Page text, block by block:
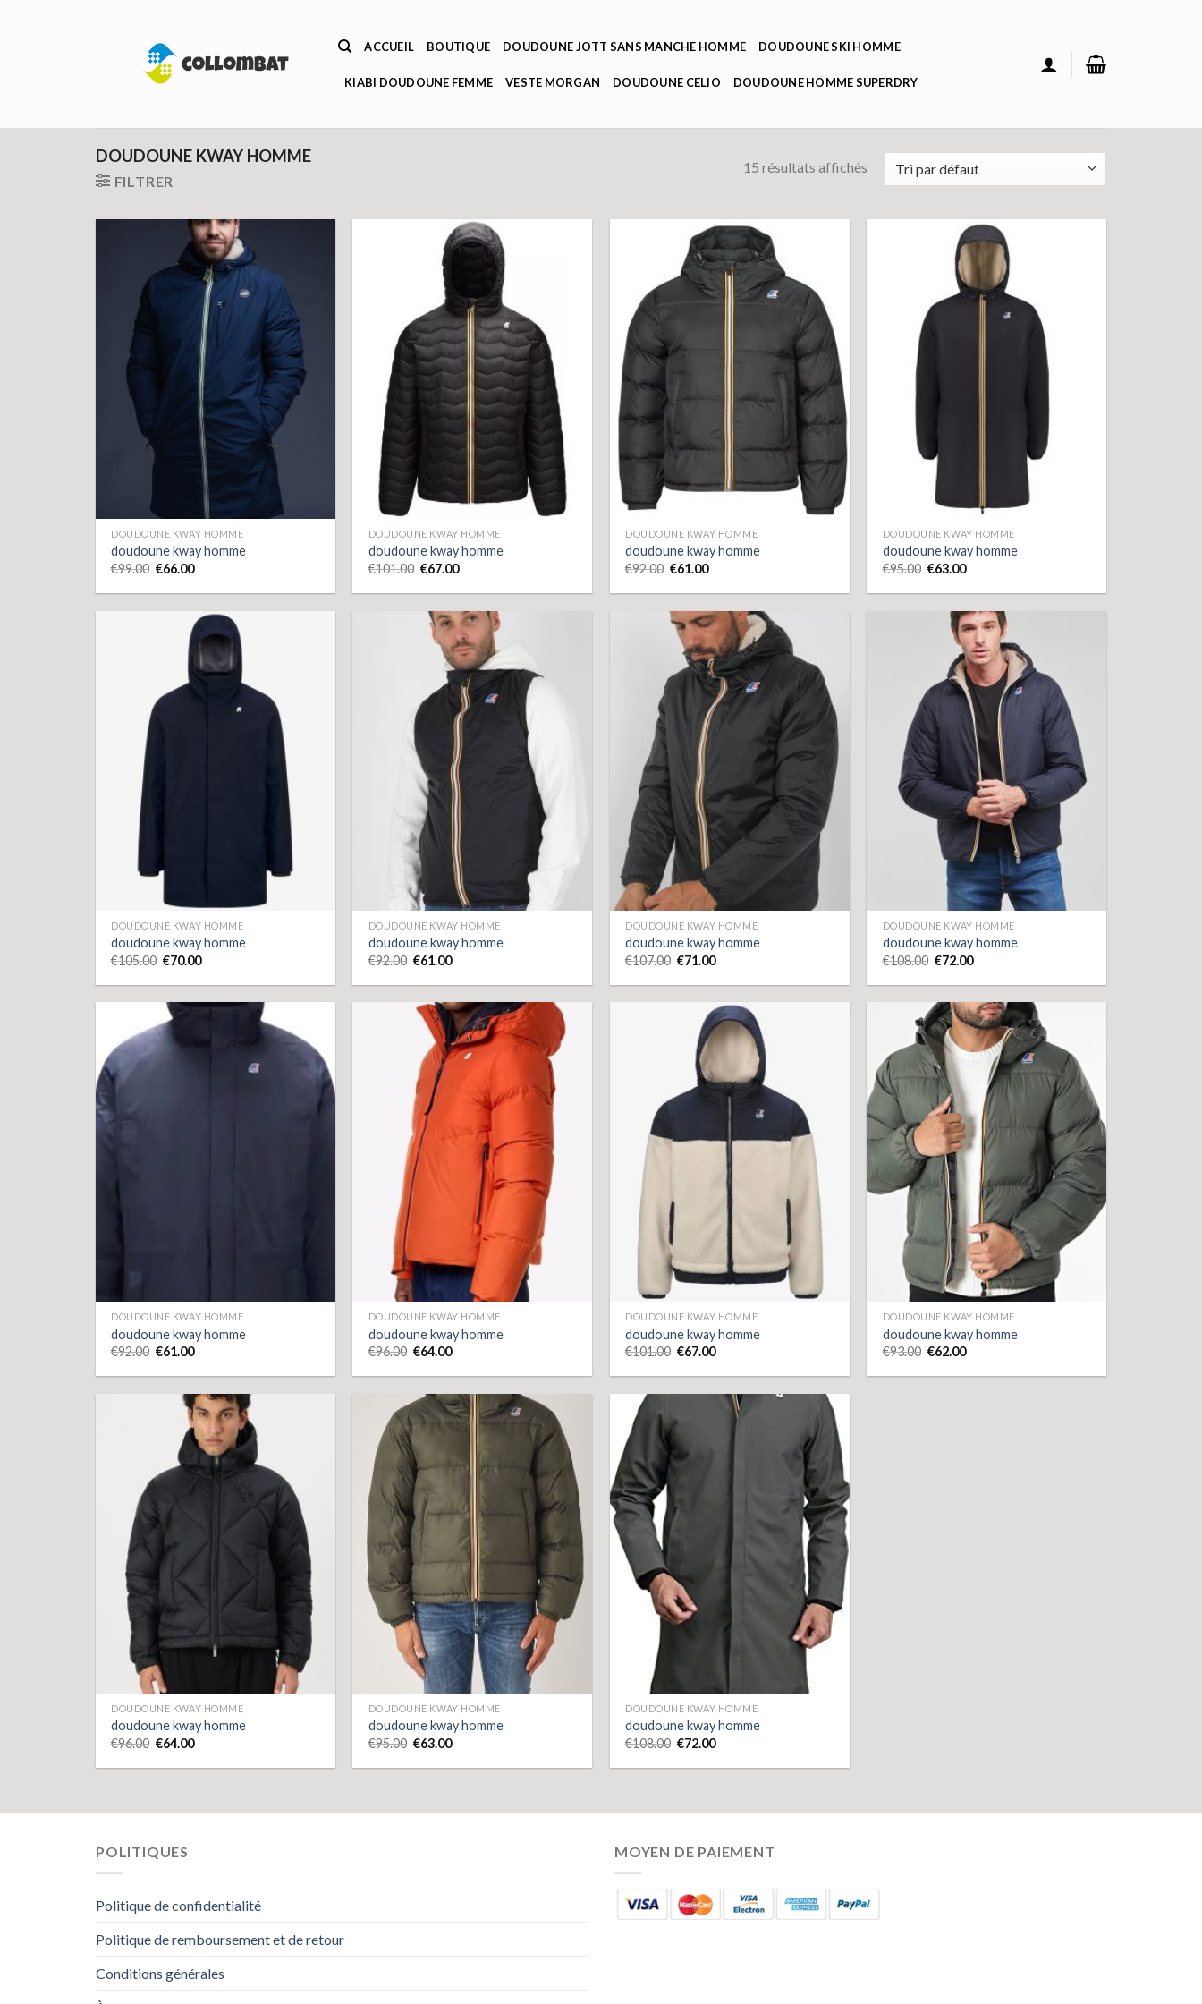
ACCUEIL BOUTIQUE DOUDOUNE JOTT SANS MANCHE HOMME DOUDOUNE SKI HOMME
KIABI DOUDOUNE FEMME VESTE MORGAN DOUDOUNE CELIO DOUDOUNE HOMME SUPERDRY
DOUDOUNE KWAY HOMME
FILTRER
15 résultats affichés
DOUDOUNE KWAY HOMME
doudoune kway homme
€99.00 €66.00
DOUDOUNE KWAY HOMME
doudoune kway homme
€101.00 €67.00
DOUDOUNE KWAY HOMME
doudoune kway homme
€92.00 €61.00
DOUDOUNE KWAY HOMME
doudoune kway homme
€95.00 €63.00
DOUDOUNE KWAY HOMME
doudoune kway homme
€105.00 €70.00
DOUDOUNE KWAY HOMME
doudoune kway homme
€92.00 €61.00
DOUDOUNE KWAY HOMME
doudoune kway homme
€107.00 €71.00
DOUDOUNE KWAY HOMME
doudoune kway homme
€108.00 €72.00
DOUDOUNE KWAY HOMME
doudoune kway homme
€92.00 €61.00
DOUDOUNE KWAY HOMME
doudoune kway homme
€96.00 €64.00
DOUDOUNE KWAY HOMME
doudoune kway homme
€101.00 €67.00
DOUDOUNE KWAY HOMME
doudoune kway homme
€93.00 €62.00
DOUDOUNE KWAY HOMME
doudoune kway homme
€96.00 €64.00
DOUDOUNE KWAY HOMME
doudoune kway homme
€95.00 €63.00
DOUDOUNE KWAY HOMME
doudoune kway homme
€108.00 €72.00
POLITIQUES
Politique de confidentialité
Politique de remboursement et de retour
Conditions générales
MOYEN DE PAIEMENT